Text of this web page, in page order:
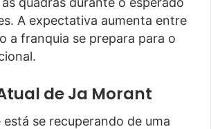
A expectativa aumenta entre
a franquia se prepara para o
de Ja Morant
se recuperando de uma